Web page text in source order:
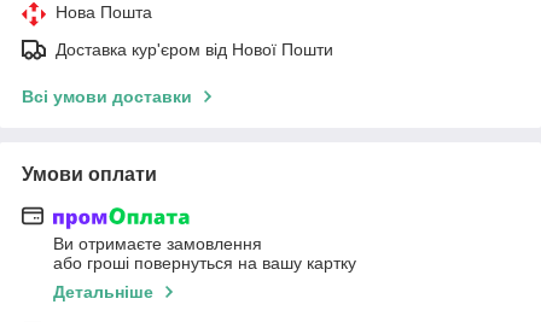
Нова Пошта
Доставка кур'єром від Нової Пошти
Всі умови доставки
Умови оплати
Ви отримаєте замовлення
або гроші повернуться на вашу картку
Детальніше